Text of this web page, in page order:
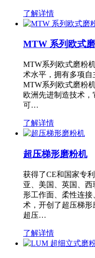
了解详情
MTW 系列欧式
MTW系列欧式磨粉
术水平，拥有多项
MTW系列欧式磨粉
欧洲先进制造技术
可…
了解详情
超压梯形磨粉机
获得了CE和国家专
亚、美国、英国、
形工作面、柔性连
术，开创了超压梯形
超压…
了解详情